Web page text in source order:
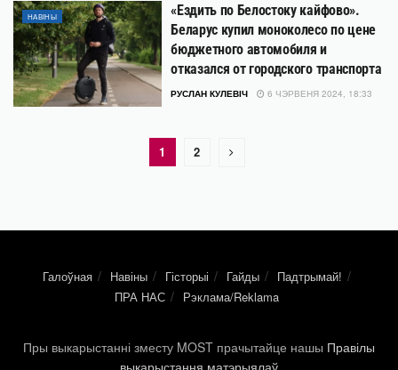
НАВІНЫ
«Ездить по Белостоку кайфово».
Беларус купил моноколесо по цене
бюджетного автомобиля и
отказался от городского транспорта
РУСЛАН КУЛЕВІЧ 6 ЧЭРВЕНЯ 2024, 18:33
1 2
Галоўная Навіны Гісторыі Гайды
Падтрымай!
ПРА НАС
Рэклама/Reklama
Пры выкарыстанні зместу MOST прачытайце нашы Правілы